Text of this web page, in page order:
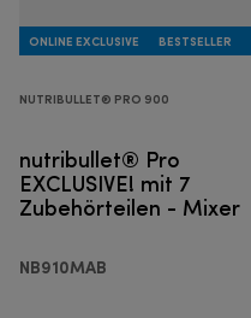
ONLINE EXCLUSIVE BESTSELLER
NUTRIBULLET® PRO 900
nutribullet® Pro
EXCLUSIVE! mit 7
Zubehörteilen - Mixer
NB910MAB